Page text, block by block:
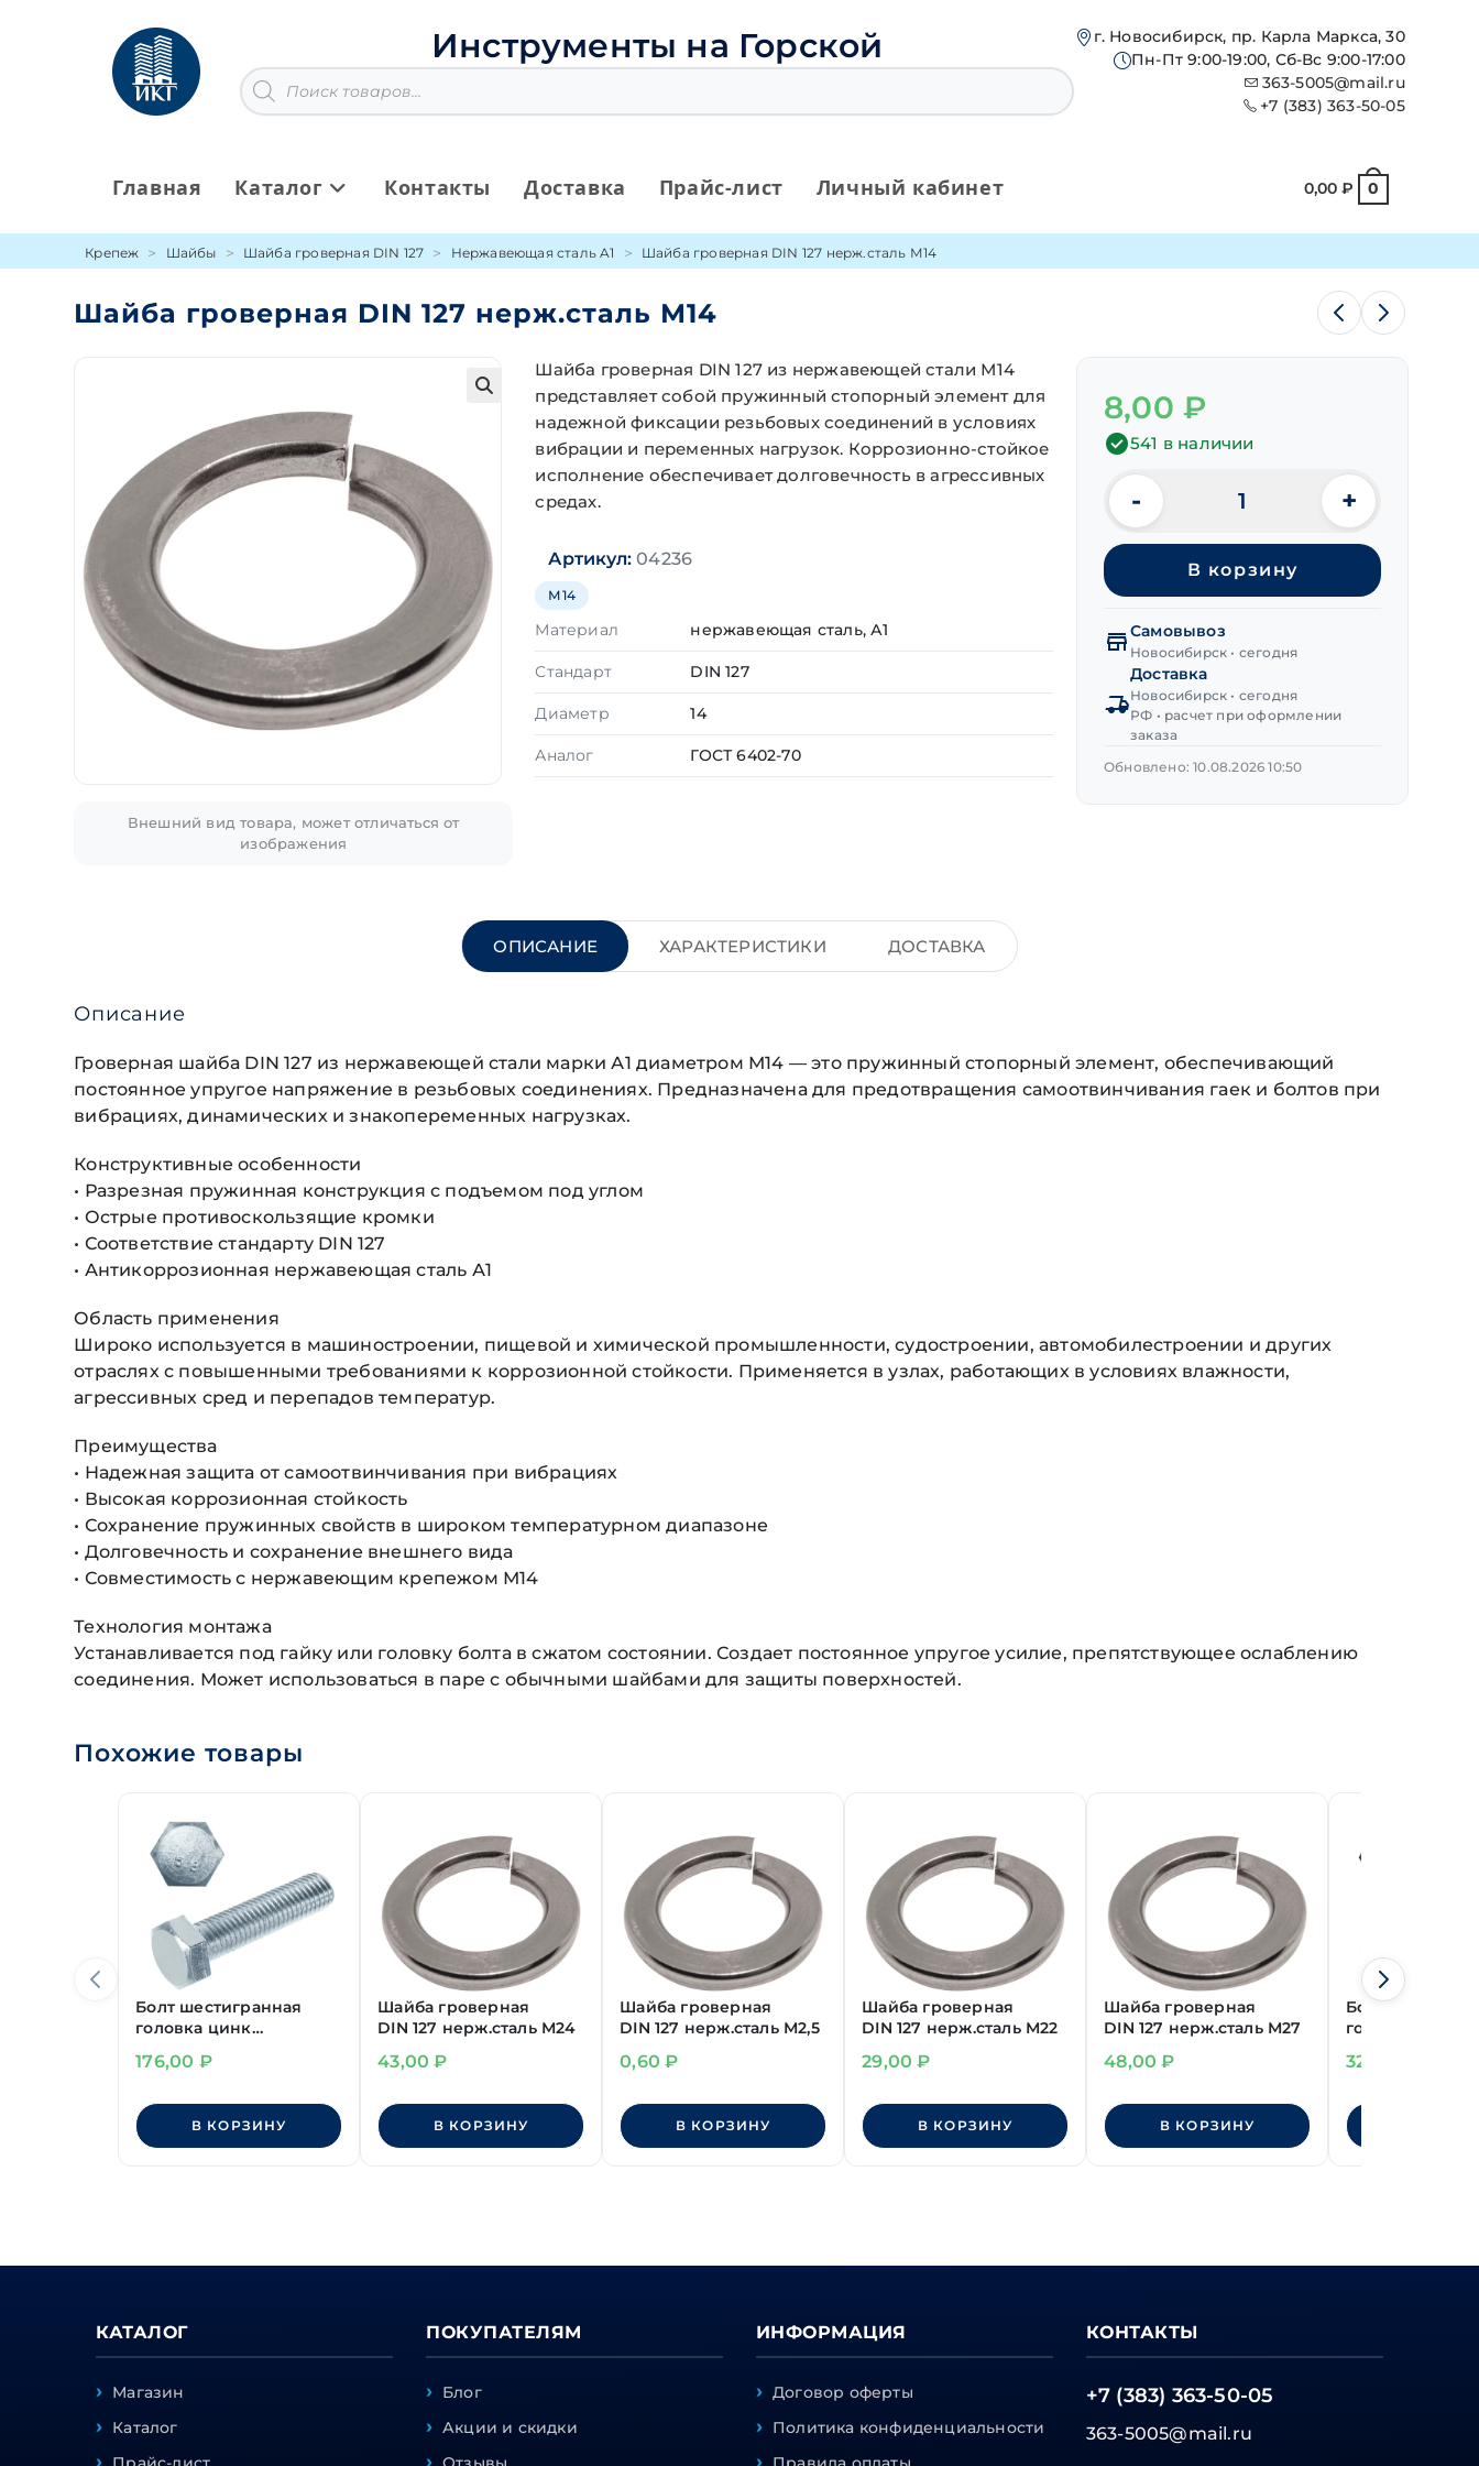
содержимому
Инструменты на Горской
Поиск
товаров
г. Новосибирск, пр. Карла Маркса, 30
Пн-Пт 9:00-19:00, Сб-Вс 9:00-17:00
363-5005@mail.ru
+7 (383) 363-50-05
Главная Каталог Контакты Доставка Прайс-лист Личный кабинет 0,00 ₽ 0
Крепеж Шайбы Шайба гроверная DIN 127 Нержавеющая сталь A1 Шайба гроверная DIN 127 нерж.сталь М14
Шайба гроверная DIN 127 нерж.сталь М14
Внешний вид товара, может отличаться от
изображения
Шайба гроверная DIN 127 из нержавеющей стали М14
представляет собой пружинный стопорный элемент для
надежной фиксации резьбовых соединений в условиях
вибрации и переменных нагрузок. Коррозионно-стойкое
исполнение обеспечивает долговечность в агрессивных
средах.
Артикул:04236
М14
Материал нержавеющая сталь, А1
Стандарт DIN 127
Диаметр 14
Аналог ГОСТ 6402-70
8,00₽
541 в наличии
Количество
товара
Шайба
гроверная
DIN 127
нерж.сталь
М14
- +
В корзину
Самовывоз
Новосибирск • сегодня
Доставка
Новосибирск • сегодня
РФ • расчет при оформлении
заказа
Обновлено: 10.08.2026 10:50
ОПИСАНИЕ ХАРАКТЕРИСТИКИ ДОСТАВКА
Описание
Гроверная шайба DIN 127 из нержавеющей стали марки А1 диаметром М14 — это пружинный стопорный элемент, обеспечивающий
постоянное упругое напряжение в резьбовых соединениях. Предназначена для предотвращения самоотвинчивания гаек и болтов при
вибрациях, динамических и знакопеременных нагрузках.
Конструктивные особенности
• Разрезная пружинная конструкция с подъемом под углом
• Острые противоскользящие кромки
• Соответствие стандарту DIN 127
• Антикоррозионная нержавеющая сталь А1
Область применения
Широко используется в машиностроении, пищевой и химической промышленности, судостроении, автомобилестроении и других
отраслях с повышенными требованиями к коррозионной стойкости. Применяется в узлах, работающих в условиях влажности,
агрессивных сред и перепадов температур.
Преимущества
• Надежная защита от самоотвинчивания при вибрациях
• Высокая коррозионная стойкость
• Сохранение пружинных свойств в широком температурном диапазоне
• Долговечность и сохранение внешнего вида
• Совместимость с нержавеющим крепежом М14
Технология монтажа
Устанавливается под гайку или головку болта в сжатом состоянии. Создает постоянное упругое усилие, препятствующее ослаблению
соединения. Может использоваться в паре с обычными шайбами для защиты поверхностей.
Похожие товары
Болт шестигранная
головка цинк
176,00 ₽
В КОРЗИНУ
Шайба гроверная
DIN 127 нерж.сталь М24
43,00₽
В КОРЗИНУ
Шайба гроверная
DIN 127 нерж.сталь М2,5
0,60₽
В КОРЗИНУ
Шайба гроверная
DIN 127 нерж.сталь М22
29,00₽
В КОРЗИНУ
Шайба гроверная
DIN 127 нерж.сталь М27
48,00₽
В КОРЗИНУ
Болт
головка цинк
класс
32,00
КАТАЛОГ
Магазин
Каталог
ПОКУПАТЕЛЯМ
Блог
Акции и скидки
ИНФОРМАЦИЯ
Договор оферты
Политика конфиденциальности
КОНТАКТЫ
+7 (383) 363-50-05
363-5005@mail.ru